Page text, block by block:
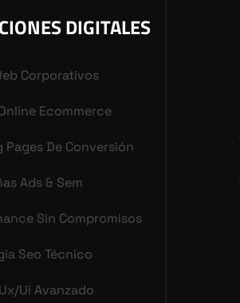
DIGITALES
Corporativos
Ecommerce
Pages De Conversión
Ads & Sem
Sin Compromisos
Seo Técnico
ui Avanzado